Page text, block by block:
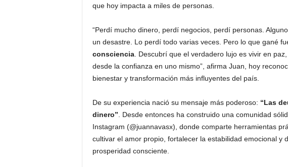
que hoy impacta a miles de personas.
“Perdí mucho dinero, perdí negocios, perdí personas.
un desastre. Lo perdí todo varias veces. Pero lo que gané
consciencia. Descubrí que el verdadero lujo es vivir en
desde la confianza en uno mismo”, afirma Juan, hoy
bienestar y transformación más influyentes del país.
De su experiencia nació su mensaje más poderoso: “Las
dinero” . Desde entonces ha construido una comunidad
Instagram (@juannavasx), donde comparte herramientas
cultivar el amor propio, fortalecer la estabilidad emocional y
prosperidad consciente.